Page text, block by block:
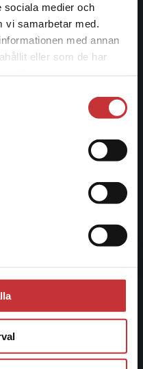
sociala medier och
vi samarbetar med.
med annan
eller som de har
utanför Sverige.
Sverige. För
och är idag Sveriges
kurslitteratur,
Studentlitteratur med